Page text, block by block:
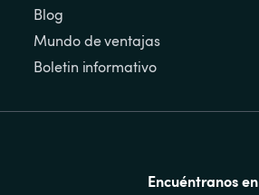
Blog
Mundo de ventajas
Boletin informativo
Encuéntranos en